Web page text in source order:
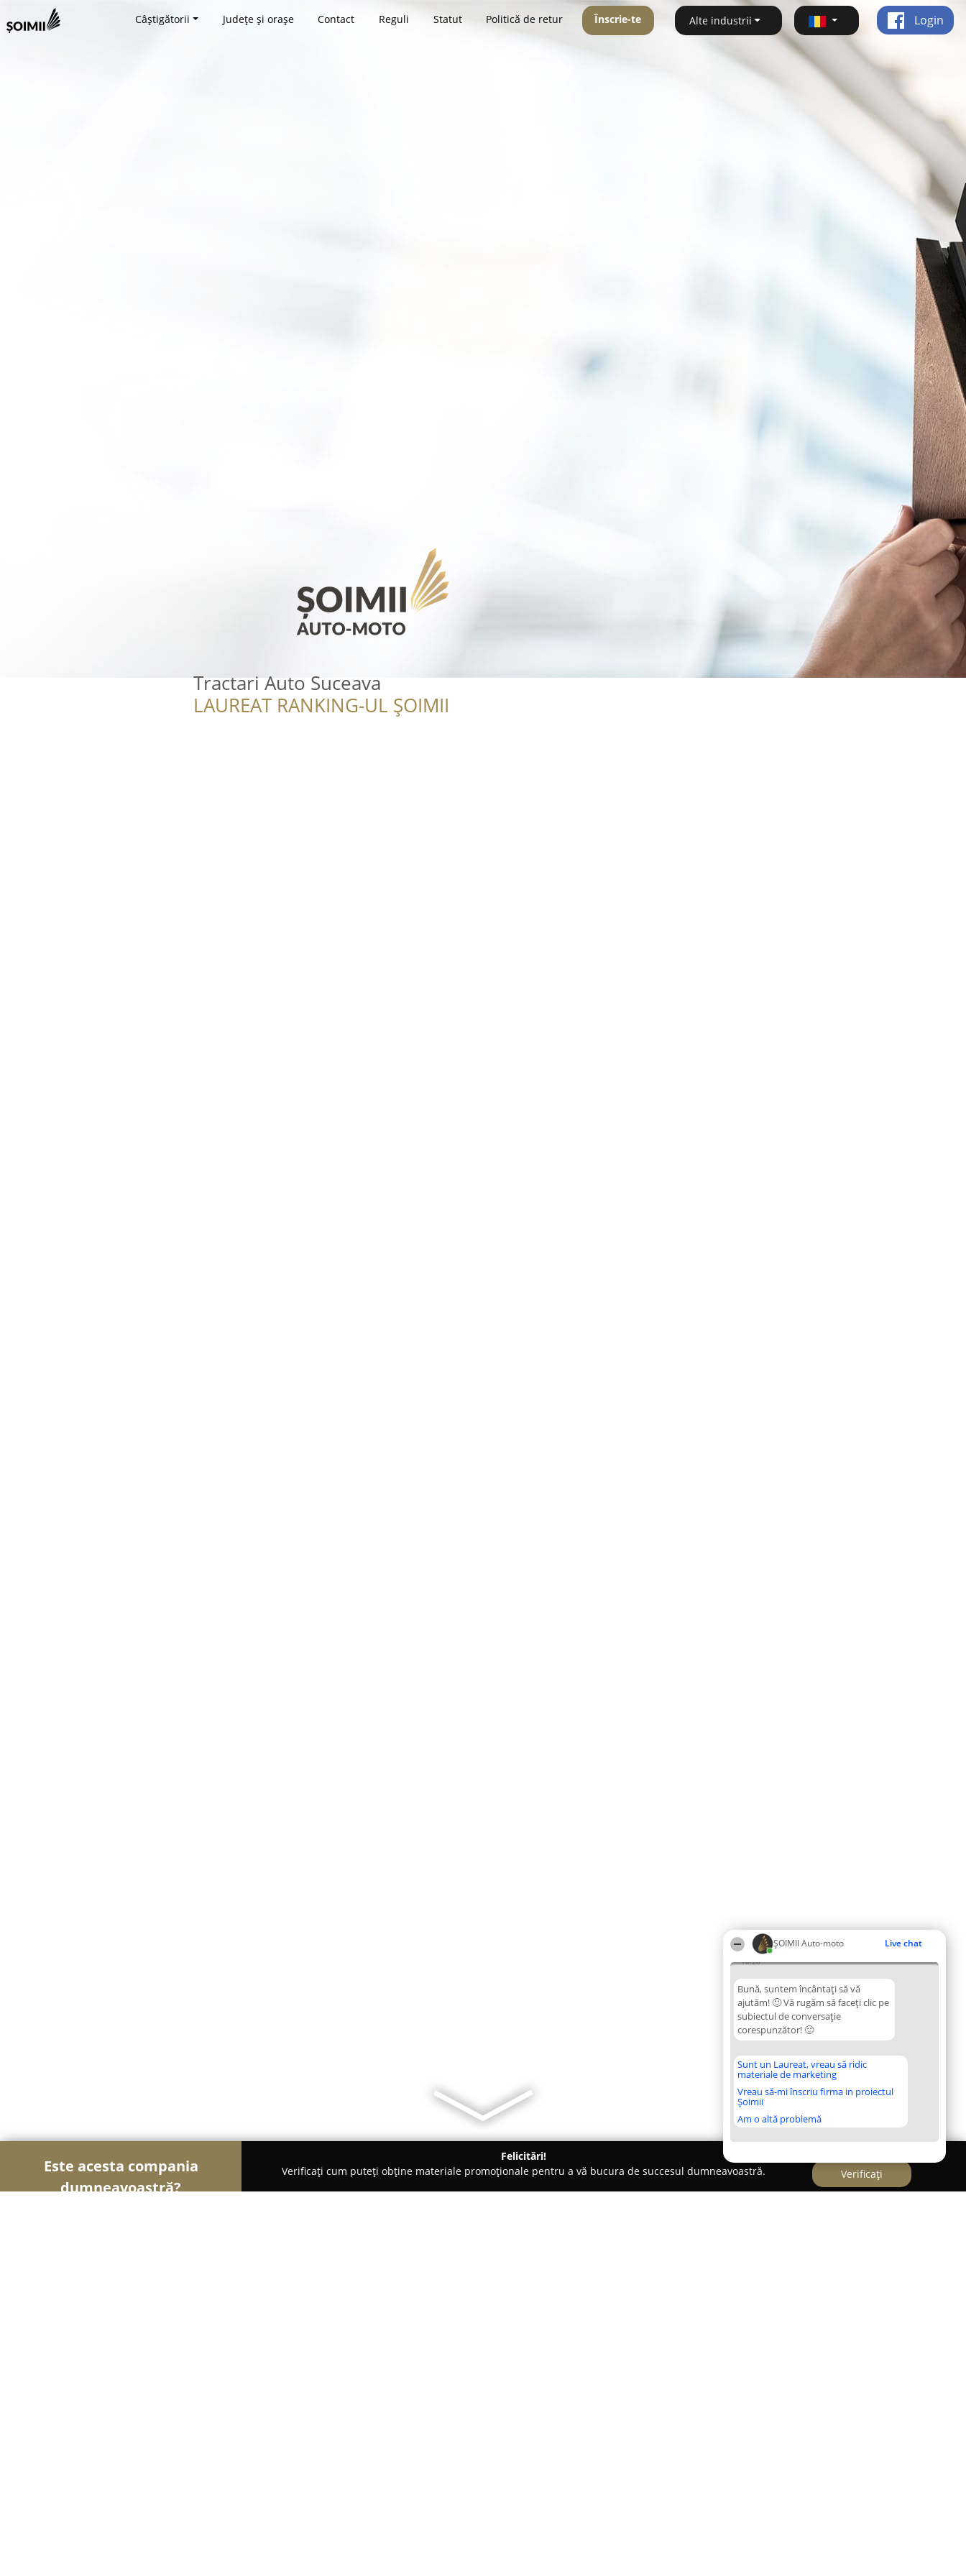
ȘOIMII Auto-moto Live chat
18:28
Bună, suntem încântați să vă
ajutăm! 🙂 Vă rugăm să faceți clic pe
subiectul de conversație
corespunzător! 🙂
Sunt un Laureat, vreau să ridic
materiale de marketing
Vreau să-mi înscriu firma in proiectul
Șoimii
Am o altă problemă
Câștigătorii Județe și orașe Contact Reguli Statut Politică de retur Înscrie-te Alte industrii Login
Tractari Auto Suceava
LAUREAT RANKING-UL ȘOIMII
Este acesta compania
dumneavoastră?
Felicitări!
Verificați cum puteți obține materiale promoționale pentru a vă bucura de succesul dumneavoastră.
Verificați